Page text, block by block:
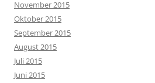
November 2015
Oktober 2015
September 2015
August 2015
Juli 2015
Juni 2015